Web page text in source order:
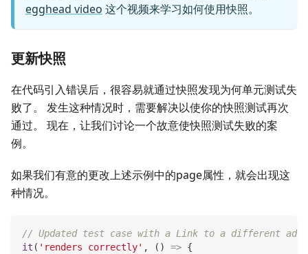
egghead video 这个视频来学习如何使用快照。
更新快照
在代码引入错误后，很容易就通过快照发现为何单元测试失
败了。 发生这种情况时，需要解决以使你的快照测试再次
通过。 现在，让我们讨论一个故意使快照测试失败的案
例。
如果我们有意的更改上述示例中的page属性，就会出现这
种情况。
// Updated test case with a Link to a different
it ( 'renders correctly' , ( ) => {